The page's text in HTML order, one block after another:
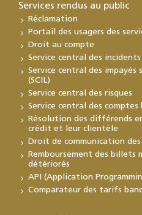
Services rendus au public
Réclamation
Portail des usagers des
Droit au compte
Service central des
Service central des
(SCIL)
Service central des risques
Service central des comptes
Résolution des différends
crédit et leur clientèle
Droit de communication des
Remboursement des billets
détériorés
API (Application
Comparateur des tarifs